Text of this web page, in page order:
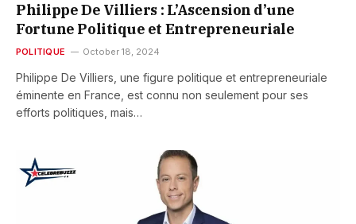
Philippe De Villiers : L’Ascension d’une
Fortune Politique et Entrepreneuriale
POLITIQUE October 18, 2024
Philippe De Villiers, une figure politique et entrepreneuriale
éminente en France, est connu non seulement pour ses
efforts politiques, mais…